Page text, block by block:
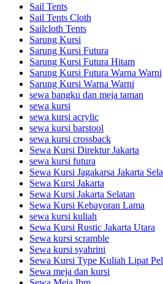
Sail Tents
Sail Tents Cloth
Sailcloth Tents
Sarung Kursi
Sarung Kursi Futura
Sarung Kursi Futura Hitam
Sarung Kursi Futura Warna Warni
Sarung Kursi Warna Warni
sewa bangku dan meja taman
sewa kursi
sewa kursi acrylic
sewa kursi barstool
sewa kursi crossback
Sewa Kursi Direktur Jakarta
sewa kursi futura
Sewa Kursi Jagakarsa Jakarta
Sewa Kursi Jakarta
Sewa Kursi Jakarta Selatan
Sewa Kursi Kebayoran Lama
sewa kursi kuliah
Sewa Kursi Rustic Jakarta Utara
Sewa kursi scramble
Sewa kursi syahrini
Sewa Kursi Type Kuliah Lipat
Sewa meja dan kursi